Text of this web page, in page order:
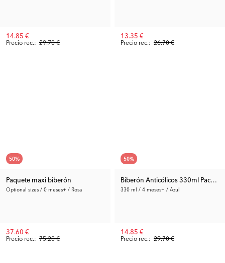
Precio rec.: 29.70 €
14.85 €
Precio rec.: 26.70 €
13.35 €
50%
Paquete maxi biberón
Optional sizes / 0 meses+ / Rosa
Precio rec.: 75.20 €
37.60 €
50%
Biberón Anticólicos 330ml Pack de
330 ml / 4 meses+ / Azul
Precio rec.: 29.70 €
14.85 €